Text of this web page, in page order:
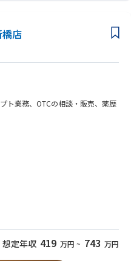
店舗を展開しているため、ご自身
です
務や複数店舗のマネージャー業務
キャリアパスがあります。
店
ト業務、OTCの相談・販売、薬歴
暇、シフト勤務制による残業削
やすい環境です
、安定した経営基盤を持っている
を異動するだけでスムーズに新
想定年収 419 万円 ~ 743 万円